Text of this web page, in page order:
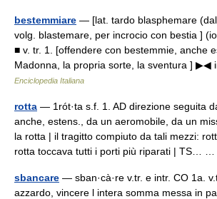
bestemmiare — [lat. tardo blasphemare
volg. blastemare, per incrocio con bestia ]
■ v. tr. 1. [offendere con bestemmie, anche
Madonna, la propria sorte, la sventura ]
Enciclopedia Italiana
rotta — 1rót·ta s.f. 1. AD direzione seguita
anche, estens., da un aeromobile, da un
la rotta | il tragitto compiuto da tali mezzi:
rotta toccava tutti i porti più riparati | TS… …
sbancare — sban·cà·re v.tr. e intr. CO 1a.
azzardo, vincere l intera somma messa in